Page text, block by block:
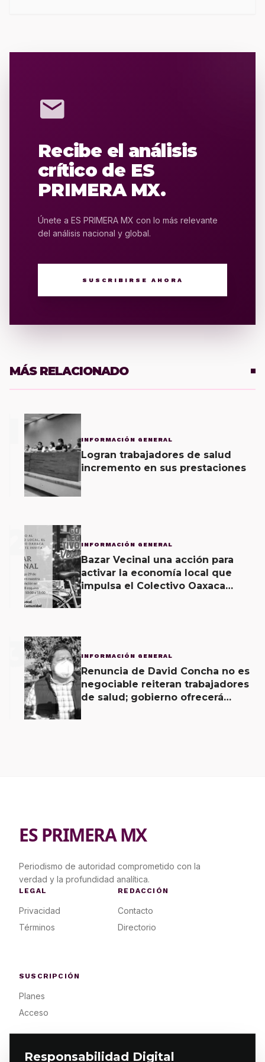
Responsabilidad Digital
mail
Recibe el análisis
crítico de ES
PRIMERA MX.
Únete a ES PRIMERA MX con lo más relevante
del análisis nacional y global.
SUSCRIBIRSE AHORA
MÁS RELACIONADO
INFORMACIÓN GENERAL
Logran trabajadores de salud
incremento en sus prestaciones
2 INFORMACIÓN GENERAL
Bazar Vecinal una acción para
activar la economía local que
impulsa el Colectivo Oaxaca
3 INFORMACIÓN GENERAL
Renuncia de David Concha no es
negociable reiteran trabajadores
de salud; gobierno ofrecerá
ES PRIMERA MX
Periodismo de autoridad comprometido con la
verdad y la profundidad analítica.
LEGAL
Privacidad
Términos
REDACCIÓN
Contacto
Directorio
SUSCRIPCIÓN
Planes
Acceso